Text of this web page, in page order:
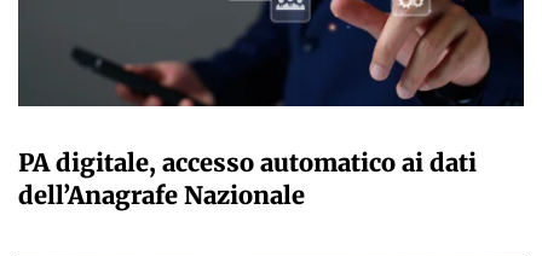
PA digitale, accesso automatico ai dati
dell’Anagrafe Nazionale